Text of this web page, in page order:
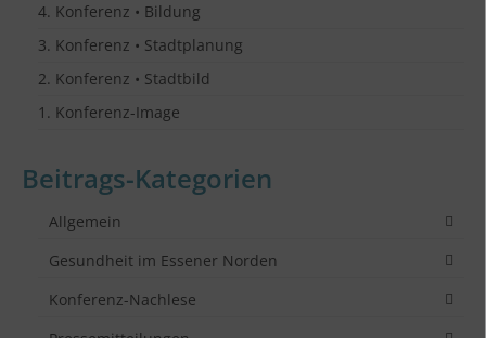
4. Konferenz • Bildung
3. Konferenz • Stadtplanung
2. Konferenz • Stadtbild
1. Konferenz-Image
Beitrags-Kategorien
Allgemein
Gesundheit im Essener Norden
Konferenz-Nachlese